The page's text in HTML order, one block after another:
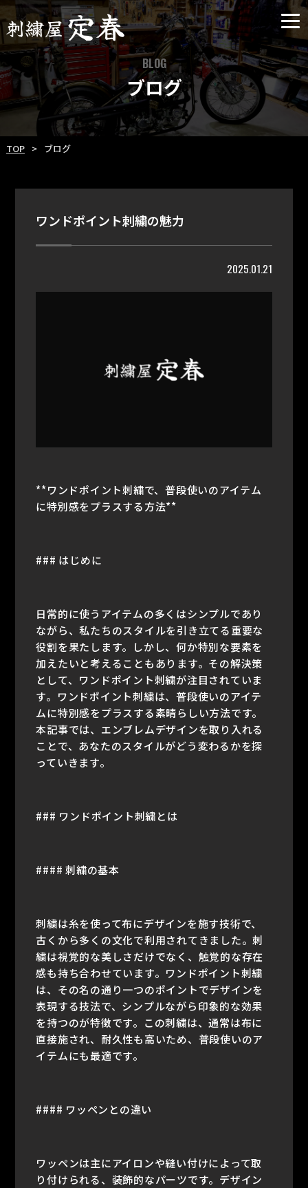
BLOG
ブログ
TOP ブログ
ワンドポイント刺繍の魅力
2025.01.21
**ワンドポイント刺繍で、普段使いのアイテム
に特別感をプラスする方法**
### はじめに
日常的に使うアイテムの多くはシンプルであり
ながら、私たちのスタイルを引き立てる重要な
役割を果たします。しかし、何か特別な要素を
加えたいと考えることもあります。その解決策
として、ワンドポイント刺繍が注目されていま
す。ワンドポイント刺繍は、普段使いのアイテ
ムに特別感をプラスする素晴らしい方法です。
本記事では、エンブレムデザインを取り入れる
ことで、あなたのスタイルがどう変わるかを探
っていきます。
### ワンドポイント刺繍とは
#### 刺繍の基本
刺繍は糸を使って布にデザインを施す技術で、
古くから多くの文化で利用されてきました。刺
繍は視覚的な美しさだけでなく、触覚的な存在
感も持ち合わせています。ワンドポイント刺繍
は、その名の通り一つのポイントでデザインを
表現する技法で、シンプルながら印象的な効果
を持つのが特徴です。この刺繍は、通常は布に
直接施され、耐久性も高いため、普段使いのア
イテムにも最適です。
#### ワッペンとの違い
ワッペンは主にアイロンや縫い付けによって取
り付けられる、装飾的なパーツです。デザイン